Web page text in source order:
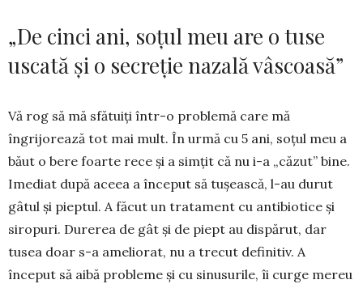
„De cinci ani, soțul meu are o tuse
uscată și o secreție nazală vâscoasă”
Vă rog să mă sfătuiți într-o problemă care mă
îngrijorează tot mai mult. În urmă cu 5 ani, soțul meu a
băut o bere foarte rece și a simțit că nu i-a „căzut” bine.
Imediat după aceea a început să tușeas­că, l-au durut
gâtul și pieptul. A făcut un tratament cu anti­biotice și
siropuri. Durerea de gât și de piept au dis­părut, dar
tusea doar s-a ameliorat, nu a trecut defi­nitiv. A
început să aibă probleme și cu sinusurile, îi curge mereu